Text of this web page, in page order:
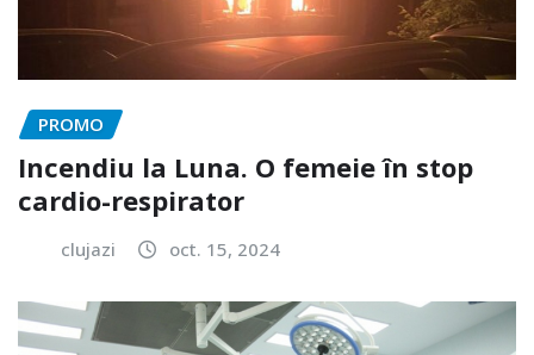
PROMO
Incendiu la Luna. O femeie în stop
cardio-respirator
clujazi oct. 15, 2024